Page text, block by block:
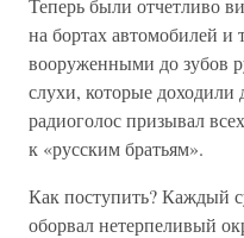
Теперь были отчетливо
на бортах автомобилей
вооруженными до зубов
слухи, которые доходили
радиоголос призывал
к «русским братьям».
Как поступить? Каждый
оборвал нетерпеливый